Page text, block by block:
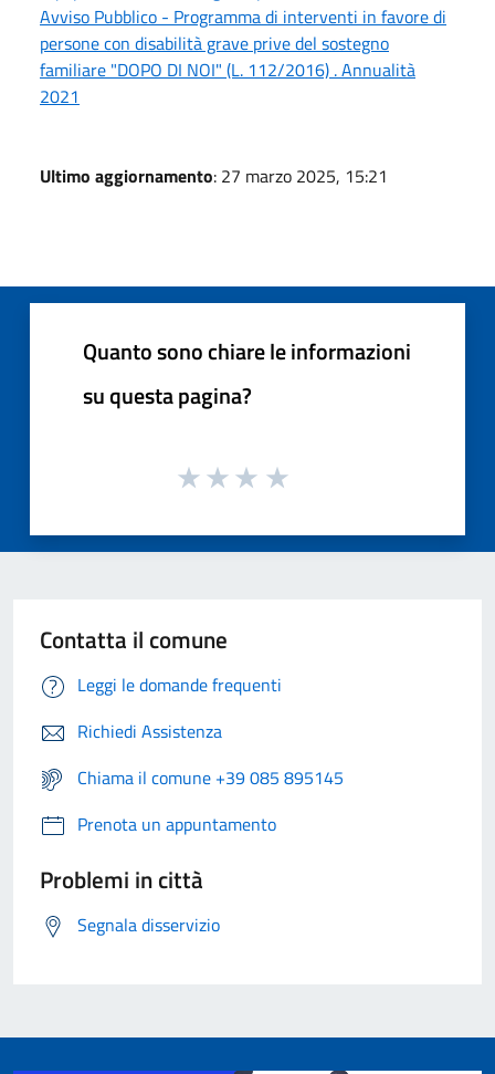
Avviso Pubblico - Programma di interventi in favore di
persone con disabilità grave prive del sostegno
familiare "DOPO DI NOI" (L. 112/2016) . Annualità
2021
Ultimo aggiornamento: 27 marzo 2025, 15:21
Quanto sono chiare le informazioni
su questa pagina?
Contatta il comune
Leggi le domande frequenti
Richiedi Assistenza
Chiama il comune +39 085 895145
Prenota un appuntamento
Problemi in città
Segnala disservizio